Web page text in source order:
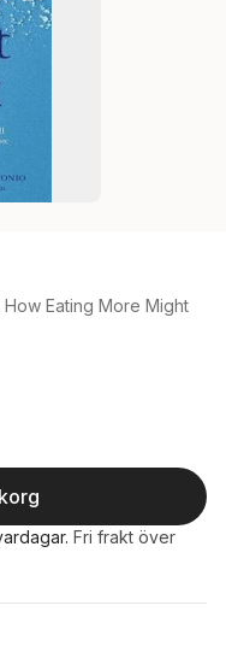
Eating More Might
. Fri frakt över